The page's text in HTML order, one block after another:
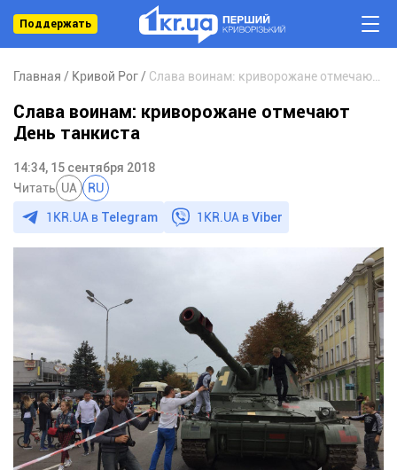
Поддержать
Главная Кривой Рог
Слава воинам: криворожане отмечают
День танкиста
14:34, 15 сентября 2018
Читать UA RU
1KR.UA в Telegram 1KR.UA вViber